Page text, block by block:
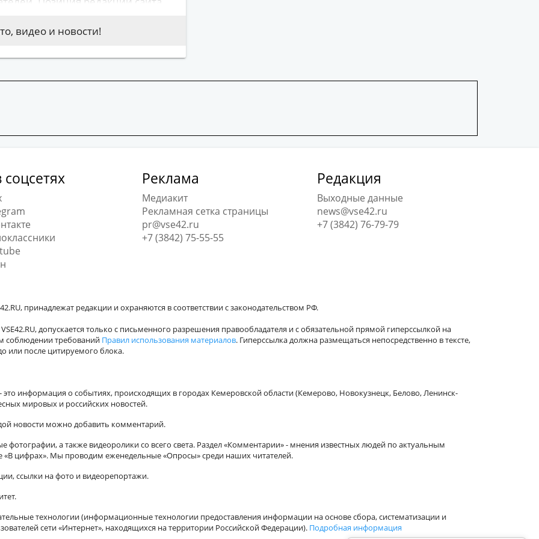
характер либо
привести к нарушению
видео и новости!
Реклама
Медиакит
Рекламная сетка страницы
pr@vse42.ru
+7 (3842) 75-55-55
Редакция
Выходные данные
news@vse42.ru
+7 (3842) 76-79-79
принадлежат редакции и охраняются в соответствии с законодательством РФ.
допускается только с письменного разрешения правообладателя и с обязательной прямой гиперссылкой на
соблюдении требований Правил использования материалов. Гиперссылка должна размещаться непосредственно в тексте,
или после цитируемого блока.
это информация о событиях, происходящих в городах Кемеровской области (Кемерово, Новокузнецк, Белово, Ленинск-
мировых и российских новостей.
новости можно добавить комментарий.
а также видеоролики со всего света. Раздел «Комментарии» - мнения известных людей по актуальным
«В цифрах». Мы проводим еженедельные «Опросы» среди наших читателей.
ссылки на фото и видеорепортажи.
технологии (информационные технологии предоставления информации на основе сбора, систематизации и
сети «Интернет», находящихся на территории Российской Федерации). Подробная информация